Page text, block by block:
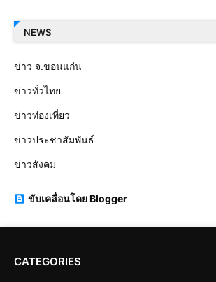
NEWS
ข่าว จ.ขอนแก่น
ข่าวทั่วไทย
ข่าวท่องเที่ยว
ข่าวประชาสัมพันธ์
ข่าวสังคม
ขับเคลื่อนโดย Blogger
CATEGORIES